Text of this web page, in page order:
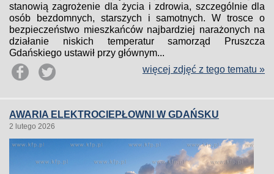
stanowią zagrożenie dla życia i zdrowia, szczególnie dla
osób bezdomnych, starszych i samotnych. W trosce o
bezpieczeństwo mieszkańców najbardziej narażonych na
działanie niskich temperatur samorząd Pruszcza
Gdańskiego ustawił przy głównym...
więcej zdjęć z tego tematu »
AWARIA ELEKTROCIEPŁOWNI W GDAŃSKU
2 lutego 2026